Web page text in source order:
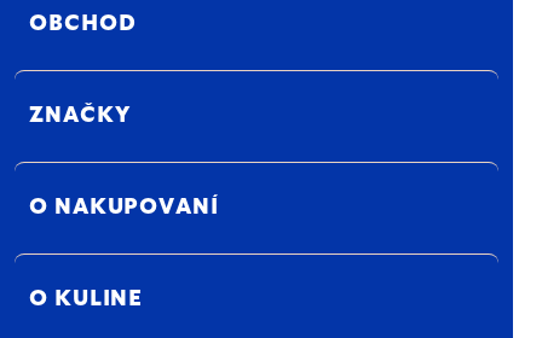
OBCHOD
ZNAČKY
O NAKUPOVANÍ
O KULINE